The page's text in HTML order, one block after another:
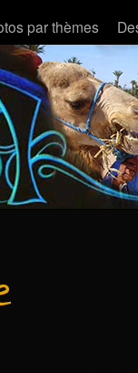
par thèmes